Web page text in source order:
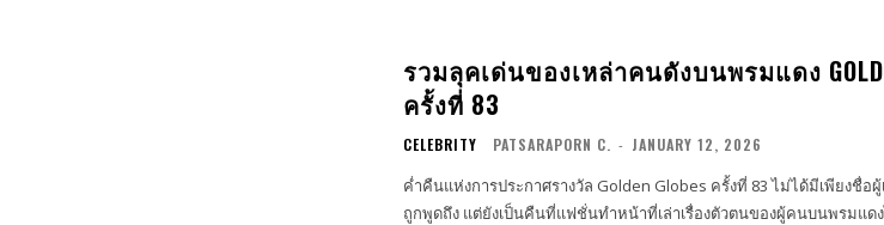
รวมลุคเด่นของเหล่าคนดังบนพรมแดง
ครั้งที่ 83
CELEBRITY PATSARAPORN C. - JANUARY 12, 2026
ค่ำคืนแห่งการประกาศรางวัล Golden Globes ครั้งที่ 83 ไม่ได้มีเพียงชื่อ
ถูกพูดถึง แต่ยังเป็นคืนที่แฟชั่นทำหน้าที่เล่าเรื่องตัวตนของผู้คนบนพรมแด